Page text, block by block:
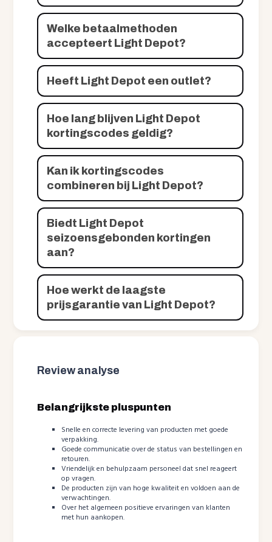
Welke betaalmethoden
accepteert Light Depot?
Heeft Light Depot een outlet?
Hoe lang blijven Light Depot
kortingscodes geldig?
Kan ik kortingscodes
combineren bij Light Depot?
Biedt Light Depot
seizoensgebonden kortingen
aan?
Hoe werkt de laagste
prijsgarantie van Light Depot?
Review analyse
Belangrijkste pluspunten
Snelle en correcte levering van producten met goede
verpakking.
Goede communicatie over de status van bestellingen en
retouren.
Vriendelijk en behulpzaam personeel dat snel reageert
op vragen.
De producten zijn van hoge kwaliteit en voldoen aan de
verwachtingen.
Over het algemeen positieve ervaringen van klanten
met hun aankopen.